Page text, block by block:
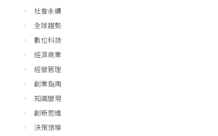
社會永續
全球趨勢
數位科技
經濟商業
經營管理
創業指南
知識變現
創新思維
決策領導